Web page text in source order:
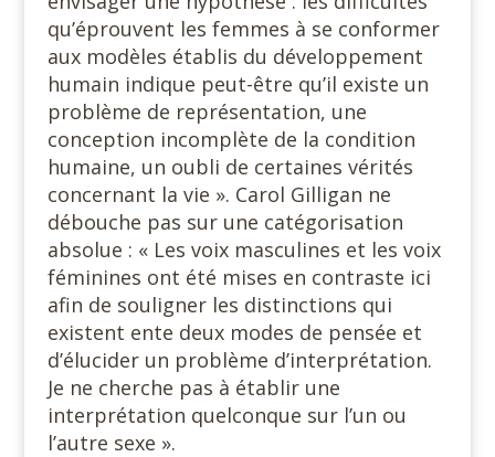
qu’éprouvent les femmes à se conformer
aux modèles établis du développement
humain indique peut-être qu’il existe un
problème de représentation, une
conception incomplète de la condition
humaine, un oubli de certaines vérités
concernant la vie ». Carol Gilligan ne
débouche pas sur une catégorisation
absolue : « Les voix masculines et les voix
féminines ont été mises en contraste ici
afin de souligner les distinctions qui
existent ente deux modes de pensée et
d’élucider un problème d’interprétation.
Je ne cherche pas à établir une
interprétation quelconque sur l’un ou
l’autre sexe ».